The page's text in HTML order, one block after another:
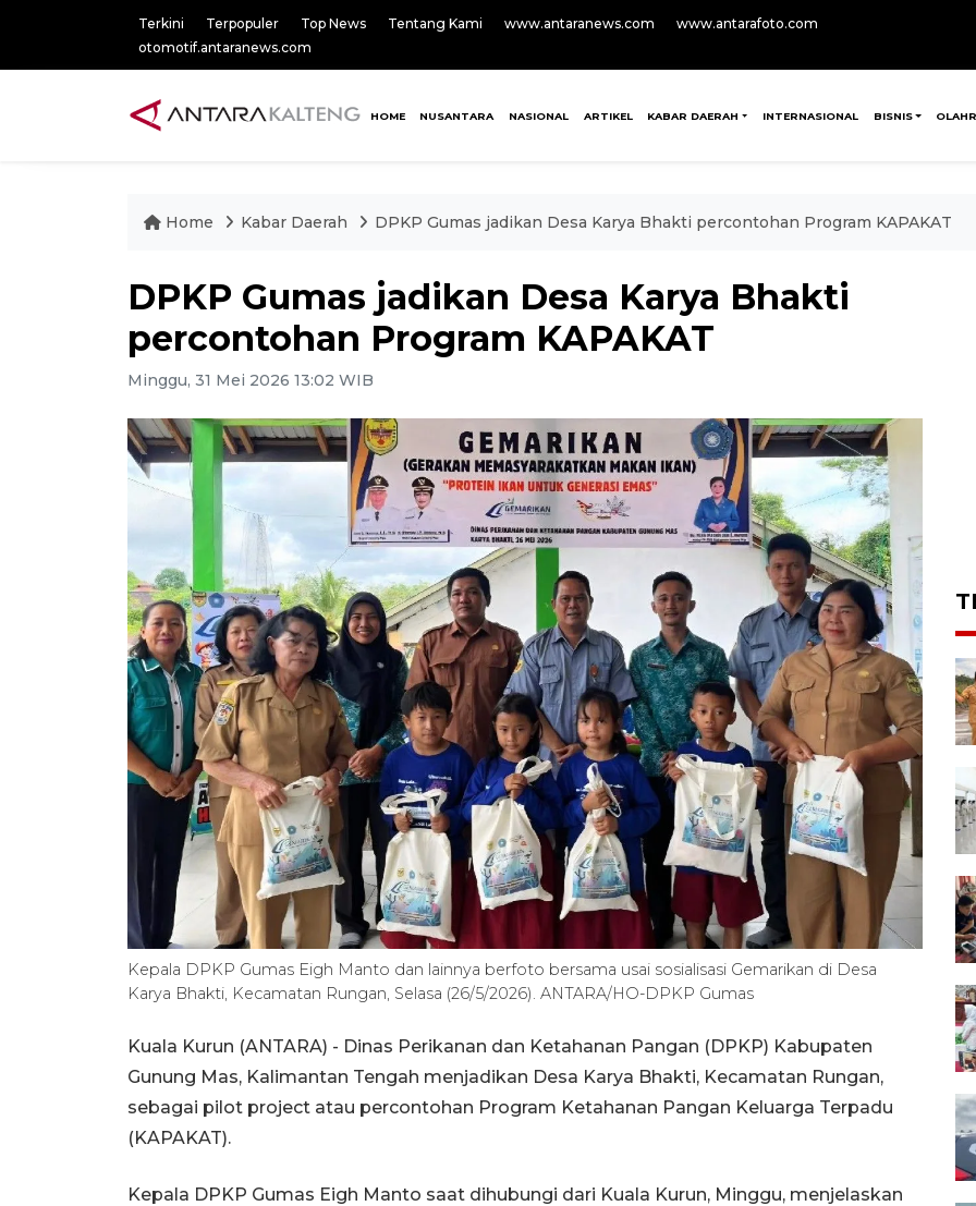
Terkini Terpopuler Top News Tentang Kami www.antaranews.com
www.antarafoto.com
otomotif.antaranews.com
HOME NUSANTARA NASIONAL ARTIKEL KABAR DAERAH INTERNASIONAL BISNIS
Home Kabar Daerah DPKP Gumas jadikan Desa Karya Bhakti percontohan Program KAPAKAT
DPKP Gumas jadikan Desa Karya Bhakti
percontohan Program KAPAKAT
Minggu, 31 Mei 2026 13:02 WIB
Kepala DPKP Gumas Eigh Manto dan lainnya berfoto bersama usai sosialisasi Gemarikan di Desa
Karya Bhakti, Kecamatan Rungan, Selasa (26/5/2026). ANTARA/HO-DPKP Gumas
Kuala Kurun (ANTARA) - Dinas Perikanan dan Ketahanan Pangan (DPKP) Kabupaten
Gunung Mas, Kalimantan Tengah menjadikan Desa Karya Bhakti, Kecamatan Rungan,
sebagai pilot project atau percontohan Program Ketahanan Pangan Keluarga Terpadu
(KAPAKAT).
Kepala DPKP Gumas Eigh Manto saat dihubungi dari Kuala Kurun, Minggu, menjelaskan